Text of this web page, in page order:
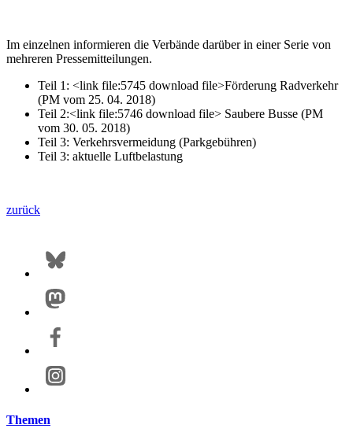
Im einzelnen informieren die Verbände darüber in einer Serie von
mehreren Pressemitteilungen.
Teil 1: <link file:5745 download file>Förderung Radverkehr
(PM vom 25. 04. 2018)
Teil 2:<link file:5746 download file> Saubere Busse (PM
vom 30. 05. 2018)
Teil 3: Verkehrsvermeidung (Parkgebühren)
Teil 3: aktuelle Luftbelastung
zurück
Themen